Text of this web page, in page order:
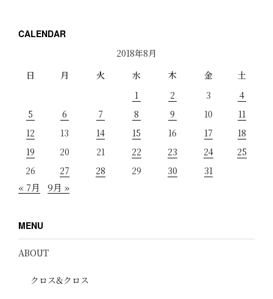
CALENDAR
2018年8月
日
月 火 水 木 金
土
1
2 3
4
5
6 7 8 9 10
11
12
13 14 15 16 17
18
19
20 21 22 23 24
25
26
27 28 29 30 31
« 7月 9月 »
MENU
ABOUT
クロス&クロス